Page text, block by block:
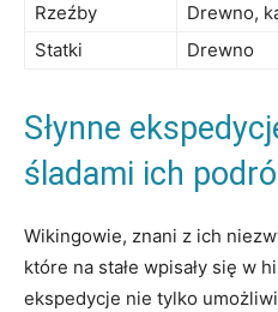
Rzeźby
Drewno,
Statki
Drewno
Słynne
śladami ich
Wikingowie, znani z ich
które na stałe wpisały się w
ekspedycje nie tylko